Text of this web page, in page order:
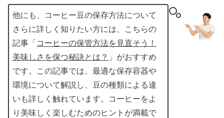
他にも、コーヒー豆の保存方法について
さらに詳しく知りたい方には、こちらの
記事「 コーヒーの保管方法を見直そう！
美味しさを保つ秘訣とは？ 」がおすすめ
です。この記事では、最適な保存容器や
環境について解説し、豆の種類による違
いも詳しく触れています。コーヒーをよ
り美味しく楽しむためのヒントが満載で